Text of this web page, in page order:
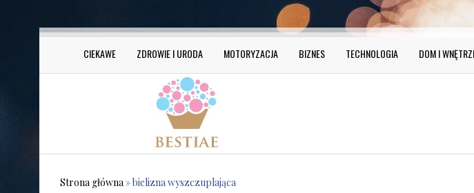
CIEKAWE ZDROWIE I URODA MOTORYZACJA BIZNES TECHNOLOGIA DOM I
Strona główna»bielizna wyszczuplająca